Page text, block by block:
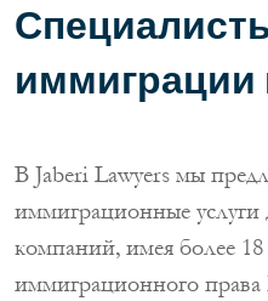
В Jaberi Lawyers мы
иммиграционные
компаний, имея более
иммиграционного